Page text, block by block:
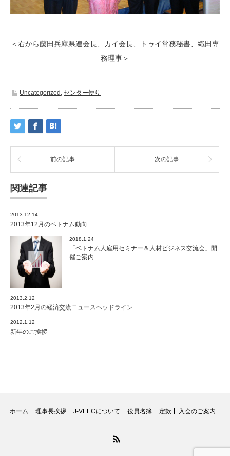
＜右から藤田兵庫県連会長、カイ会長、トゥイ常務秘書、織田専
務理事＞
Uncategorized , センター便り
前の記事 次の記事
関連記事
2013.12.14
2013年12月のベトナム動向
2018.1.24
「ベトナム人雇用セミナー＆人材ビジネス交流会」開
催ご案内
2013.2.12
2013年2月の経済交流ニュースヘッドライン
2012.1.12
新年のご挨拶
ホーム 理事長挨拶 J-VEECについて 役員名簿 定款 入会のご案内